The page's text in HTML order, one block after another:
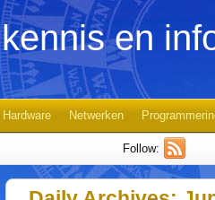
en
Hardware Netwerken
Follow: